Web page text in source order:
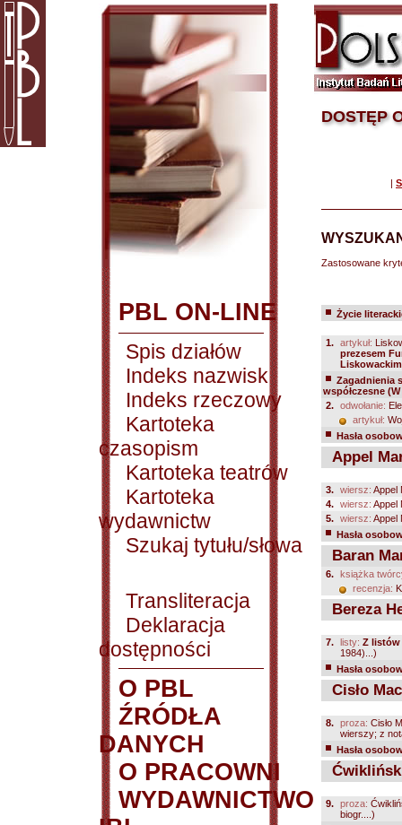
PBL ON-LINE
Spis działów
Indeks nazwisk
Indeks rzeczowy
Kartoteka
czasopism
Kartoteka teatrów
Kartoteka
wydawnictw
Szukaj tytułu/słowa
Transliteracja
Deklaracja
dostępności
O PBL
ŹRÓDŁA
DANYCH
O PRACOWNI
WYDAWNICTWO
DOSTĘP
|
Zastosowane
Życie
1. artykuł:
prezesem
Zagadnienia
współczesne
2. odwołanie:
artykuł:
Hasła
Appel
3. wiersz: Appel
4. wiersz: Appel
5. wiersz: Appel
Hasła
Baran
6. książka
recenzja:
Bereza
7. listy: Z listów
1984)...)
Hasła
Cisło
8. proza: Cisło
wierszy; z
Hasła
9. proza:
biogr....)